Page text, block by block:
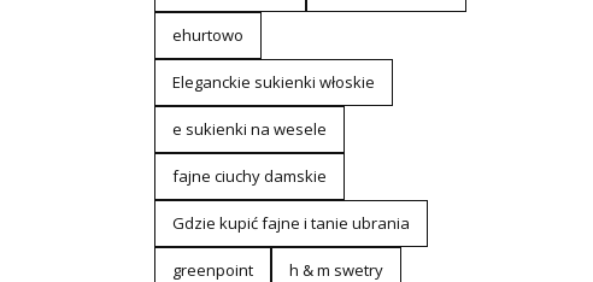
ehurtowo
Eleganckie sukienki włoskie
e sukienki na wesele
fajne ciuchy damskie
Gdzie kupić fajne i tanie ubrania
greenpoint h & m swetry